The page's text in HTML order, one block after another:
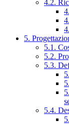
4.2.
5.
5.1.
5.2.
5.3.
5.4.